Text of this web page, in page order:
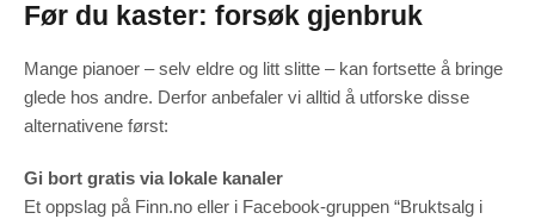
Før du kaster: forsøk gjenbruk
Mange pianoer – selv eldre og litt slitte – kan fortsette å bringe
glede hos andre. Derfor anbefaler vi alltid å utforske disse
alternativene først:
Gi bort gratis via lokale kanaler
Et oppslag på Finn.no eller i Facebook-gruppen “Bruktsalg i